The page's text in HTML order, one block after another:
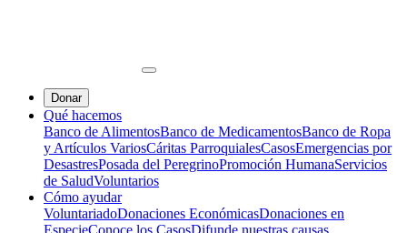
Donar
Qué hacemos
Banco de AlimentosBanco de MedicamentosBanco de Ropa
y Artículos VariosCáritas ParroquialesCasosEmergencias por
DesastresPosada del PeregrinoPromoción HumanaServicios
de SaludVoluntarios
Cómo ayudar
VoluntariadoDonaciones EconómicasDonaciones en
EspecieConoce los CasosDifunde nuestras causas